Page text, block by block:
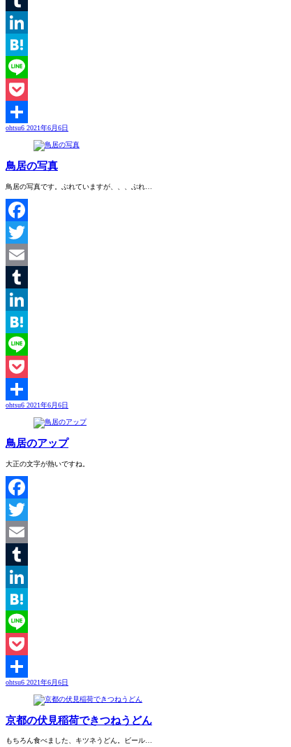
Tumblr
LinkedIn
Hatena
Line
Pocket
共
ohtsu6 2021年6月6日
鳥居の写真
鳥居の写真です。ぶれていますが、、、ぶれ…
Facebook
Twitter
Email
Tumblr
LinkedIn
Hatena
Line
Pocket
共
ohtsu6 2021年6月6日
鳥居のアップ
大正の文字が熱いですね。
Facebook
Twitter
Email
Tumblr
LinkedIn
Hatena
Line
Pocket
共
ohtsu6 2021年6月6日
京都の伏見稲荷できつねうどん
もちろん食べました、キツネうどん。ビール…